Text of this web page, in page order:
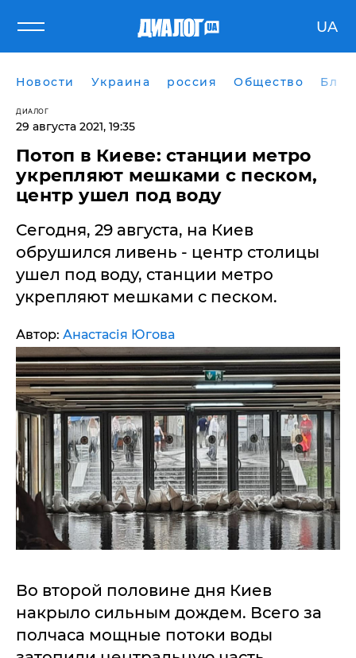
UA
Новости Украина россия Общество
ДИАЛОГ
29 августа 2021, 19:35
Потоп в Киеве: станции метро
укрепляют мешками с песком,
центр ушел под воду
Сегодня, 29 августа, на Киев
обрушился ливень - центр столицы
ушел под воду, станции метро
укрепляют мешками с песком.
Автор: Анастасія Югова
Во второй половине дня Киев
накрыло сильным дождем. Всего за
полчаса мощные потоки воды